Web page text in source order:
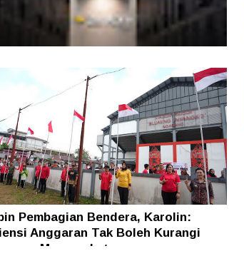
Ooredoo Hutchison Luncurkan
by Indosat
Pembagian Bendera, Karolin:
Anggaran Tak Boleh Kurangi
Masyarakat